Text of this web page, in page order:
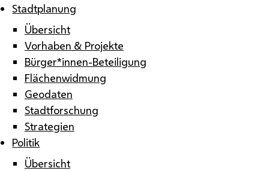
Stadtplanung
Übersicht
Vorhaben & Projekte
Bürger*innen-Beteiligung
Flächenwidmung
Geodaten
Stadtforschung
Strategien
Politik
Übersicht